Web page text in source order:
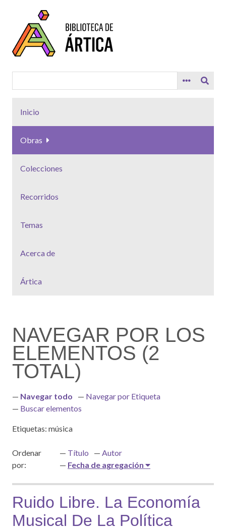
contenido
principal
Inicio
Obras
Colecciones
Recorridos
Temas
Acerca de
Ártica
NAVEGAR POR LOS
ELEMENTOS (2
TOTAL)
Navegar todo
Navegar por Etiqueta
Buscar elementos
Etiquetas: música
Ordenar
por:
Título
Autor
Fecha de agregación
Ruido Libre. La Economía
Musical De La Política